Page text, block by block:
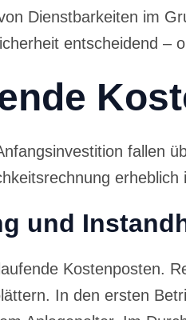
Dienstbarkeiten im
entscheidend –
fallen
erheblich
und
Kostenposten.
In den ersten